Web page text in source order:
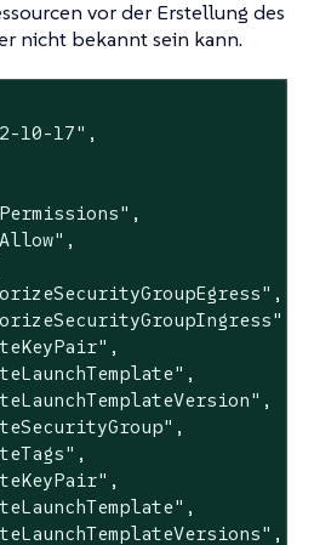
vor der Erstellung des
nicht bekannt sein kann.
10-17" ,
,
,
,
,
,
,
,
,
,
,
,